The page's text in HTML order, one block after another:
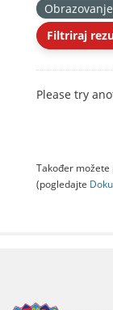
Filtriraj
Please try
Također
(pogledajte